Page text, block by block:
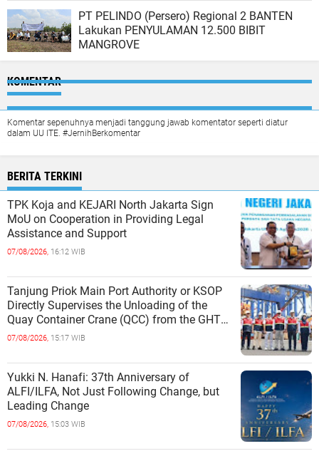
PT PELINDO (Persero) Regional 2 BANTEN
Lakukan PENYULAMAN 12.500 BIBIT
MANGROVE
KOMENTAR
Komentar sepenuhnya menjadi tanggung jawab komentator seperti diatur
dalam UU ITE. #JernihBerkomentar
BERITA TERKINI
TPK Koja and KEJARI North Jakarta Sign
MoU on Cooperation in Providing Legal
Assistance and Support
07/08/2026, 16:12 WIB
Tanjung Priok Main Port Authority or KSOP
Directly Supervises the Unloading of the
Quay Container Crane (QCC) from the GHT
Marimas Ship at the North J
07/08/2026, 15:17 WIB
Yukki N. Hanafi: 37th Anniversary of
ALFI/ILFA, Not Just Following Change, but
Leading Change
07/08/2026, 15:03 WIB